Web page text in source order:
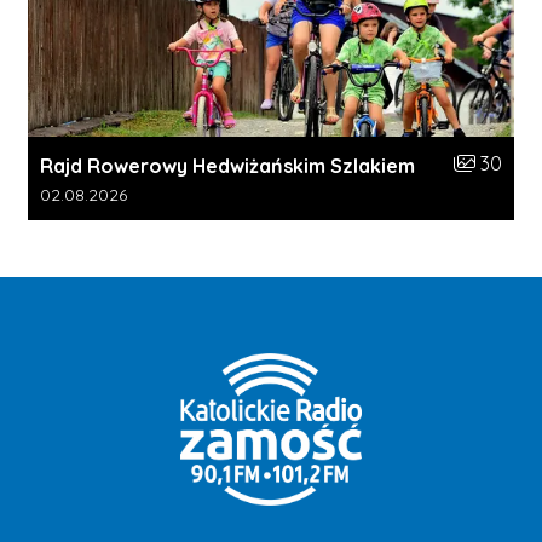
Rajd Rowerowy Hedwiżańskim Szlakiem Liczba
30
Data dodania galerii:
02.08.2026